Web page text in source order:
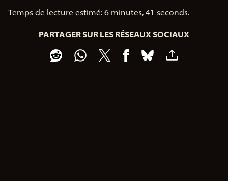
Temps de lecture estimé 6 minutes, 41 seconds
PARTAGER SUR LES RÉSEAUX SOCIAUX